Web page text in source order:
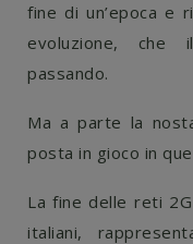
fine di un’epoca e
evoluzione, che
passando.
Ma a parte la
posta in gioco in
La fine delle reti
italiani,